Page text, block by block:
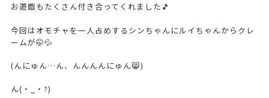
お遊戯もたくさん付き合ってくれました🎵
今回はオモチャを一人占めするシンちゃんにルイちゃんからクレ
ームが🤭💦
(んにゅん…ん、んんんんにゅん😸)
ん(・_・?)